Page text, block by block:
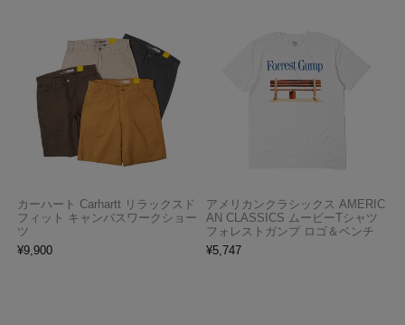
カーハート Carhartt リラックスド
フィット キャンバスワークショー
ツ
¥9,900
アメリカンクラシックス AMERIC
AN CLASSICS ムービーTシャツ
フォレストガンプ ロゴ＆ベンチ
¥5,747